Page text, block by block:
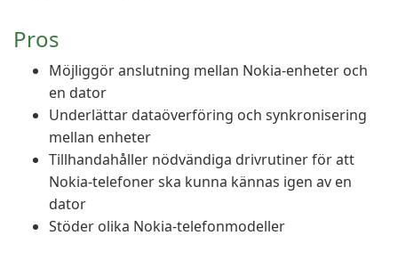
Pros
Möjliggör anslutning mellan Nokia-enheter och
en dator
Underlättar dataöverföring och synkronisering
mellan enheter
Tillhandahåller nödvändiga drivrutiner för att
Nokia-telefoner ska kunna kännas igen av en
dator
Stöder olika Nokia-telefonmodeller